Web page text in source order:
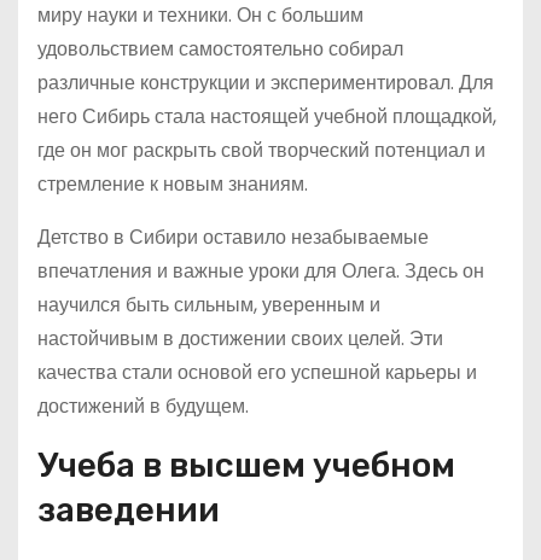
миру науки и техники. Он с большим
удовольствием самостоятельно собирал
различные конструкции и экспериментировал. Для
него Сибирь стала настоящей учебной площадкой,
где он мог раскрыть свой творческий потенциал и
стремление к новым знаниям.
Детство в Сибири оставило незабываемые
впечатления и важные уроки для Олега. Здесь он
научился быть сильным, уверенным и
настойчивым в достижении своих целей. Эти
качества стали основой его успешной карьеры и
достижений в будущем.
Учеба в высшем учебном
заведении